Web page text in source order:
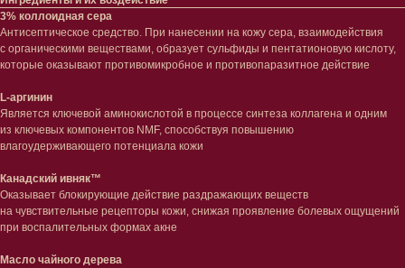
3% коллоидная сера
Антисептическое средство. При нанесении на кожу сера, взаимодействия
с органическими веществами, образует сульфиды и пентатионовую кислоту,
которые оказывают противомикробное и противопаразитное действие
L-аргинин
Является ключевой аминокислотой в процессе синтеза коллагена и одним
из ключевых компонентов NMF, способствуя повышению
влагоудерживающего потенциала кожи
Канадский ивняк™
Оказывает блокирующие действие раздражающих веществ
на чувствительные рецепторы кожи, снижая проявление болевых ощущений
при воспалительных формах акне
Масло чайного дерева
Тело
Кремы
Лосьоны
Очищение
Лицо
Проблемы
Очищение
Увлажнение/питание
Сыворотки/ эссенции
Защита от солнца